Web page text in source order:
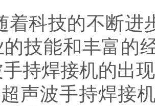
技的不断进步
技能和丰富的
持焊接机的出
波手持焊接机